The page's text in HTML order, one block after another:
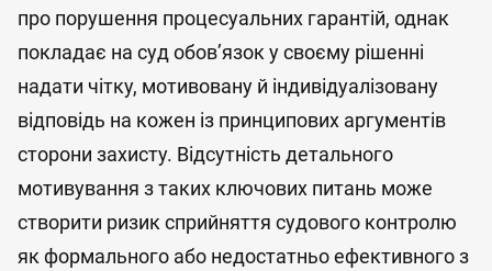
про порушення процесуальних гарантій, однак
покладає на суд обов’язок у своєму рішенні
надати чітку, мотивовану й індивідуалізовану
відповідь на кожен із принципових аргументів
сторони захисту. Відсутність детального
мотивування з таких ключових питань може
створити ризик сприйняття судового контролю
як формального або недостатньо ефективного з